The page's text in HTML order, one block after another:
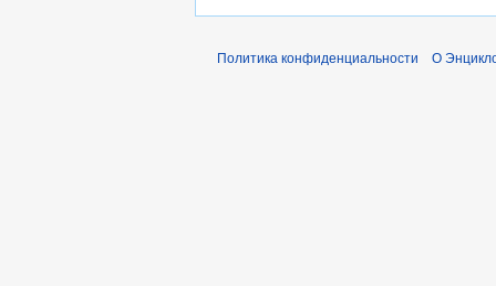
Политика конфиденциальности О